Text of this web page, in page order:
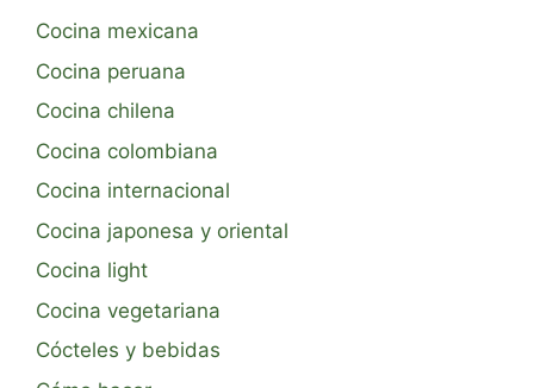
Cocina mexicana
Cocina peruana
Cocina chilena
Cocina colombiana
Cocina internacional
Cocina japonesa y oriental
Cocina light
Cocina vegetariana
Cócteles y bebidas